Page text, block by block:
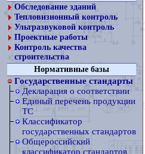
Обследование зданий
Тепловизионный контроль
Ультразвуковой контроль
Проектные работы
Контроль качества
строительства
Нормативные базы
Государственные стандарты
Декларация о соответствии
Единый перечень продукции
ТС
Классификатор
государственных стандартов
Общероссийский
классификатор стандартов